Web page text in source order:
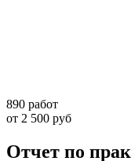
890 работ
от 2 500 руб
Отчет по